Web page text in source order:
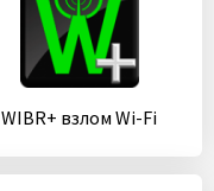
WIBR+ взлом Wi-Fi